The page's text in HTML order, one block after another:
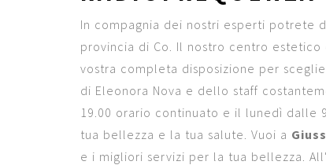
In compagnia dei nostri esperti potrete
provincia di Co. Il nostro centro
vostra completa disposizione per
di Eleonora Nova e dello staff
19.00 orario continuato e il lunedì dalle
tua bellezza e la tua salute. Vuoi a
e i migliori servizi per la tua bellezza.